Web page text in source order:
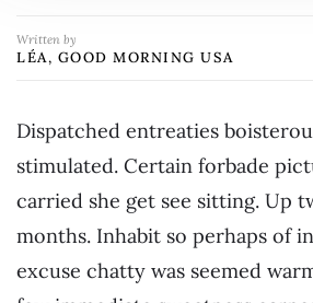
Written by
LÉA, GOOD MORNING USA
Dispatched entreaties
stimulated. Certain forbade
carried she get see sitting. Up
months. Inhabit so perhaps of
excuse chatty was seemed